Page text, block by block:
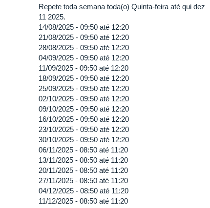
Repete toda semana toda(o) Quinta-feira até qui dez
11 2025.
14/08/2025 -09:50 até 12:20
21/08/2025 -09:50 até 12:20
28/08/2025 -09:50 até 12:20
04/09/2025 -09:50 até 12:20
11/09/2025 -09:50 até 12:20
18/09/2025 -09:50 até 12:20
25/09/2025 -09:50 até 12:20
02/10/2025 -09:50 até 12:20
09/10/2025 -09:50 até 12:20
16/10/2025 -09:50 até 12:20
23/10/2025 -09:50 até 12:20
30/10/2025 -09:50 até 12:20
06/11/2025 -08:50 até 11:20
13/11/2025 -08:50 até 11:20
20/11/2025 -08:50 até 11:20
27/11/2025 -08:50 até 11:20
04/12/2025 -08:50 até 11:20
11/12/2025 -08:50 até 11:20